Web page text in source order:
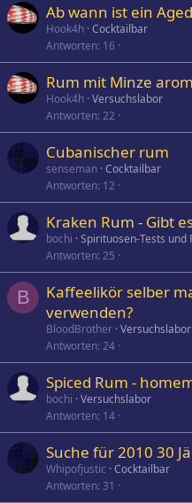
Ab wann ist ein
Hook4h Cocktailbar
Antworten 16
Rum mit Minze
Hook4h Versuchslabor
Antworten 22
Cubanischer rum
senseman Cocktailbar
Antworten 12
Kraken Rum - Gibt
bochi Spirituosen-Tests und
Antworten 25
B
Kaffeelikör selber
verwenden?
BloodBrother Versuchslabor
Antworten 24
Spiced Rum -
bochi Versuchslabor
Antworten 14
Suche für 2010 30
Whipofjustic Cocktailbar
Antworten 31